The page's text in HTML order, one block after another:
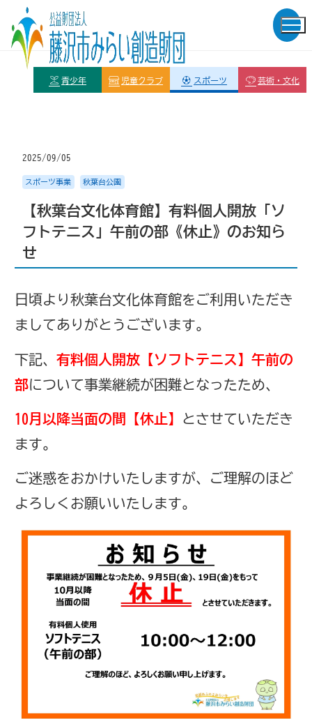
青少年 児童クラブ スポーツ 芸術・文化
2025/09/05
スポーツ事業 秋葉台公園
【秋葉台文化体育館】有料個人開放「ソ
フトテニス」午前の部《休止》のお知ら
せ
日頃より秋葉台文化体育館をご利用いただき
ましてありがとうございます。
下記、有料個人開放【ソフトテニス】午前の
部について事業継続が困難となったため、
10月以降当面の間【休止】 とさせていただき
ます。
ご迷惑をおかけいたしますが、ご理解のほど
よろしくお願いいたします。